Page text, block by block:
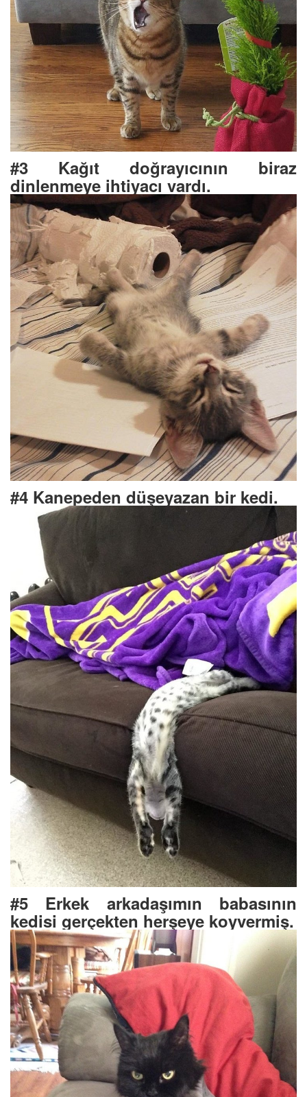
#3 Kağıt doğrayıcının biraz
dinlenmeye ihtiyacı vardı.
#4 Kanepeden düşeyazan bir kedi.
#5 Erkek arkadaşımın babasının
kedisi gerçekten herşeye koyvermiş.